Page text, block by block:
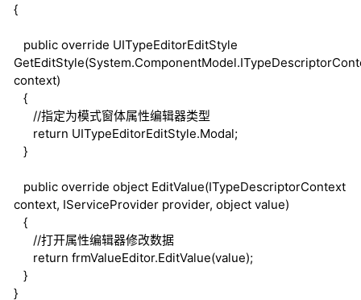
{
public override UITypeEditorEditStyle
context)
{
//指定为模式窗体属性编辑器类型
return UITypeEditorEditStyle.Modal;
}
public override object EditValue(ITypeDescriptorContext
context, IServiceProvider provider, object value)
{
//打开属性编辑器修改数据
return frmValueEditor.EditValue(value);
}
}